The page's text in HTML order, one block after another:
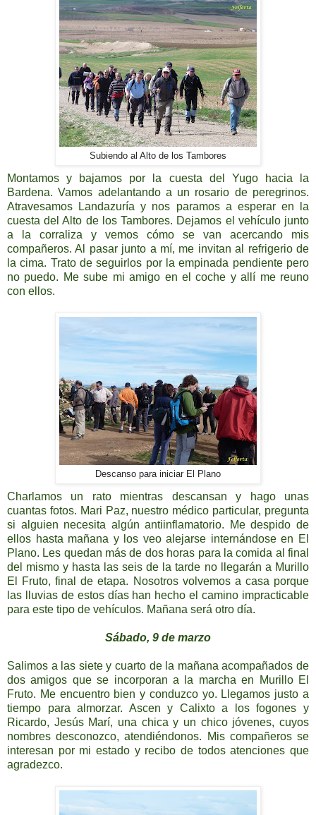
Subiendo al Alto de los Tambores
Montamos y bajamos por la cuesta del Yugo hacia la
Bardena. Vamos adelantando a un rosario de peregrinos.
Atravesamos Landazuría y nos paramos a esperar en la
cuesta del Alto de los Tambores. Dejamos el vehículo junto
a la corraliza y vemos cómo se van acercando mis
compañeros. Al pasar junto a mí, me invitan al refrigerio de
la cima. Trato de seguirlos por la empinada pendiente pero
no puedo. Me sube mi amigo en el coche y allí me reuno
con ellos.
Descanso para iniciar El Plano
Charlamos un rato mientras descansan y hago unas
cuantas fotos. Mari Paz, nuestro médico particular, pregunta
si alguien necesita algún antiinflamatorio. Me despido de
ellos hasta mañana y los veo alejarse internándose en El
Plano. Les quedan más de dos horas para la comida al final
del mismo y hasta las seis de la tarde no llegarán a Murillo
El Fruto, final de etapa. Nosotros volvemos a casa porque
las lluvias de estos días han hecho el camino impracticable
para este tipo de vehículos. Mañana será otro día.
Sábado, 9 de marzo
Salimos a las siete y cuarto de la mañana acompañados de
dos amigos que se incorporan a la marcha en Murillo El
Fruto. Me encuentro bien y conduzco yo. Llegamos justo a
tiempo para almorzar. Ascen y Calixto a los fogones y
Ricardo, Jesús Marí, una chica y un chico jóvenes, cuyos
nombres desconozco, atendiéndonos. Mis compañeros se
interesan por mi estado y recibo de todos atenciones que
agradezco.